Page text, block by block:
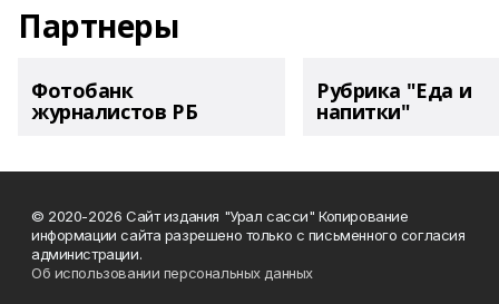
Партнеры
Фотобанк
журналистов РБ
Рубрика "Еда и
напитки"
© 2020-2026 Сайт издания "Урал сасси" Копирование
информации сайта разрешено только с письменного согласия
администрации.
Об использовании персональных данных